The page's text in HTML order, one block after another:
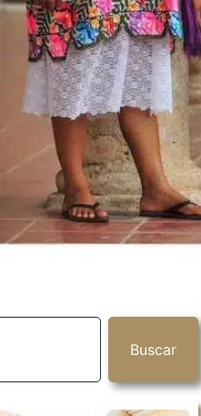
Buscar